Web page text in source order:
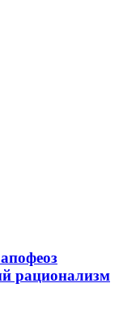
рационализм